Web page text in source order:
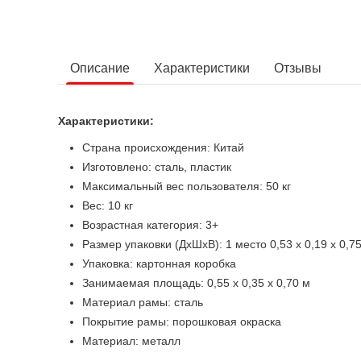
Описание Характеристики Отзывы
Характеристики:
Страна происхождения: Китай
Изготовлено: сталь, пластик
Максимальный вес пользователя: 50 кг
Вес: 10 кг
Возрастная категория: 3+
Размер упаковки (ДхШхВ): 1 место 0,53 х 0,19 х
Упаковка: картонная коробка
Занимаемая площадь: 0,55 х 0,35 х 0,70 м
Материал рамы: сталь
Покрытие рамы: порошковая окраска
Материал: металл